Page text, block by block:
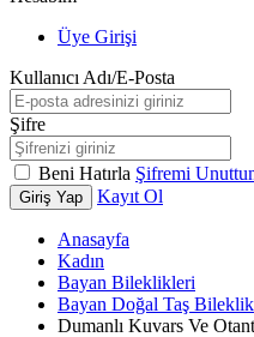
Üye Girişi
Kullanıcı Adı/E-Posta
Şifre
Beni Hatırla Şifremi
Giriş Yap Kayıt Ol
Anasayfa
Kadın
Bayan Bileklikleri
Bayan Doğal Taş Bileklik
Dumanlı Kuvars Ve